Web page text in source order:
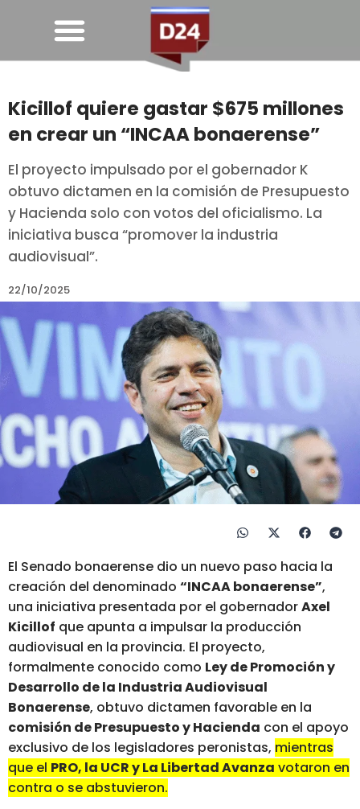
Kicillof quiere gastar $675 millones
en crear un “INCAA bonaerense”
El proyecto impulsado por el gobernador K
obtuvo dictamen en la comisión de Presupuesto
y Hacienda solo con votos del oficialismo. La
iniciativa busca “promover la industria
audiovisual”.
22/10/2025
El Senado bonaerense dio un nuevo paso hacia la
creación del denominado “INCAA bonaerense”,
una iniciativa presentada por el gobernadorAxel
Kicillof que apunta a impulsar la producción
audiovisual en la provincia. El proyecto,
formalmente conocido como Ley de Promoción y
Desarrollo de la Industria Audiovisual
Bonaerense, obtuvo dictamen favorable en la
comisión de Presupuesto y Hacienda con el apoyo
exclusivo de los legisladores peronistas, mientras
que el PRO, la UCR y La Libertad Avanza votaron en
contra o se abstuvieron.